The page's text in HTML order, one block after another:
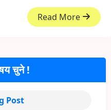
Read More
चुने !
Post